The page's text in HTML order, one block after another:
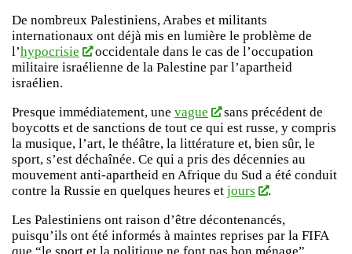
De nombreux Palestiniens, Arabes et militants
internationaux ont déjà mis en lumière le problème de
l’hypocrisie
occidentale dans le cas de l’occupation
militaire israélienne de la Palestine par l’apartheid
israélien.
Presque immédiatement, une vague
sans précédent de
boycotts et de sanctions de tout ce qui est russe, y compris
la musique, l’art, le théâtre, la littérature et, bien sûr, le
sport, s’est déchaînée. Ce qui a pris des décennies au
mouvement anti-apartheid en Afrique du Sud a été conduit
contre la Russie en quelques heures et jours
.
Les Palestiniens ont raison d’être décontenancés,
puisqu’ils ont été informés à maintes reprises par la FIFA